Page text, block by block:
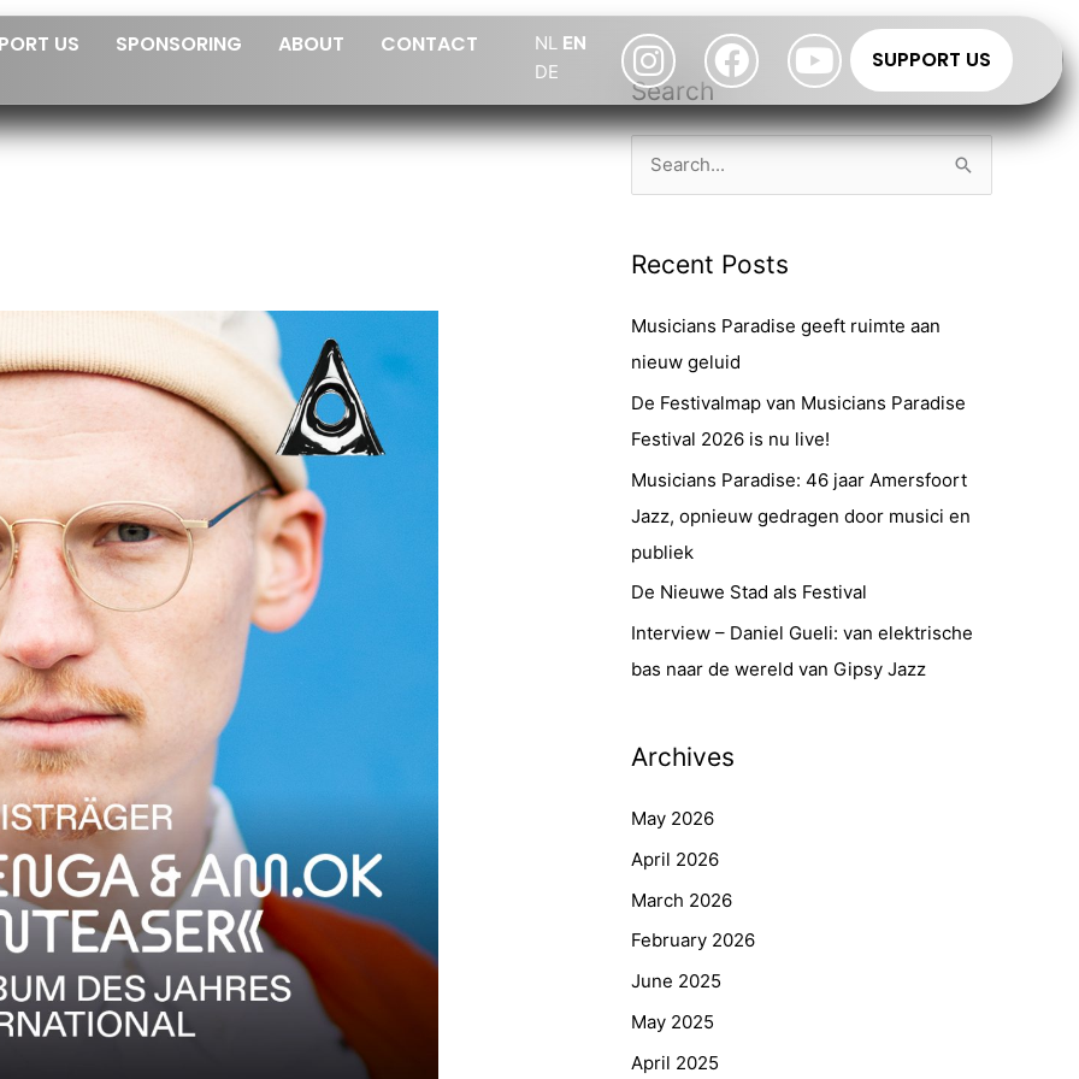
US SPONSORING ABOUT CONTACT NL EN
DE
InstagramFacebook
Youtube
SUPPORT US
Search
r
c
:
Recent Posts
Musicians Paradise geeft ruimte aan
nieuw geluid
De Festivalmap van Musicians Paradise
Festival 2026 is nu live!
Musicians Paradise: 46 jaar Amersfoort
Jazz, opnieuw gedragen door musici en
publiek
De Nieuwe Stad als Festival
Interview – Daniel Gueli: van elektrische
bas naar de wereld van Gipsy Jazz
Archives
May 2026
April 2026
March 2026
February 2026
June 2025
May 2025
April 2025